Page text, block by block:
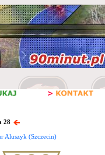
28
Aluszyk (Szczecin)